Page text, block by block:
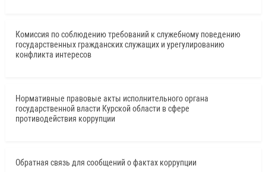
Комиссия по соблюдению требований к служебному поведению
государственных гражданских служащих и урегулированию
конфликта интересов
Нормативные правовые акты исполнительного органа
государственной власти Курской области в сфере
противодействия коррупции
Обратная связь для сообщений о фактах коррупции